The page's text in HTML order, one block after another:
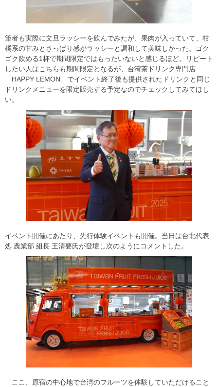
筆者も実際に文旦ラッシーを飲んでみたが、果肉が入っていて、柑
橘系の甘みとさっぱり感がラッシーと調和して美味しかった。ゴク
ゴク飲める1杯で期間限定ではもったいないと感じるほど。リピート
したい人はこちらも期間限定となるが、台湾茶ドリンク専門店
「HAPPY LEMON」でイベント終了後も提供されたドリンクと同じ
ドリンクメニューを限定販売する予定なのでチェックしてみてほし
い。
イベント開催にあたり、先行体験イベントも開催。当日は台北代表
処 農業部 組長 王清要氏が登壇し次のようにコメントした。
「ここ、原宿の中心地で台湾のフルーツを体験していただけること